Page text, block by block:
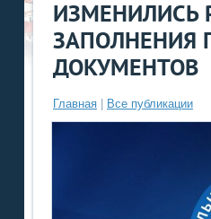
ИЗМЕНИЛИСЬ
ЗАПОЛНЕНИЯ
ДОКУМЕНТОВ
Главная Все публикации